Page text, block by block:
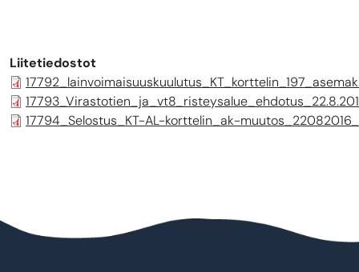
Liitetiedostot
17794_Selostus_KT-AL-korttelin_ak-